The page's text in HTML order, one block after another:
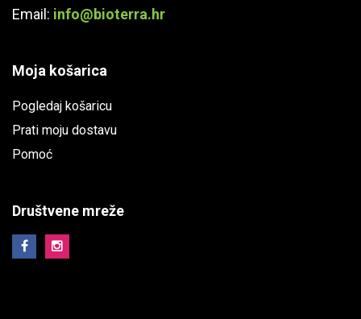
Email: info@bioterra.hr
Moja košarica
Pogledaj košaricu
Prati moju dostavu
Pomoć
Društvene mreže